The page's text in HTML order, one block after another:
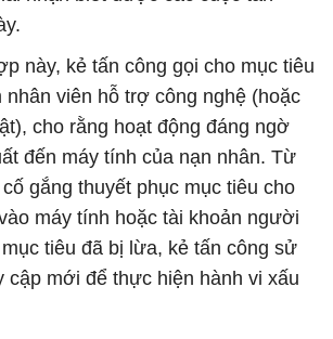
này, kẻ tấn công gọi cho mục tiêu
nhân viên hỗ trợ công nghệ (hoặc
cho rằng hoạt động đáng ngờ
đến máy tính của nạn nhân. Từ
gắng thuyết phục mục tiêu cho
máy tính hoặc tài khoản người
tiêu đã bị lừa, kẻ tấn công sử
cập mới để thực hiện hành vi xấu